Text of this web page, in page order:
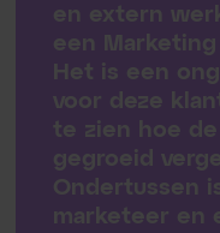
en extern
een Marketing
Het is een
voor deze
te zien hoe
gegroeid
Ondertussen
marketeer en